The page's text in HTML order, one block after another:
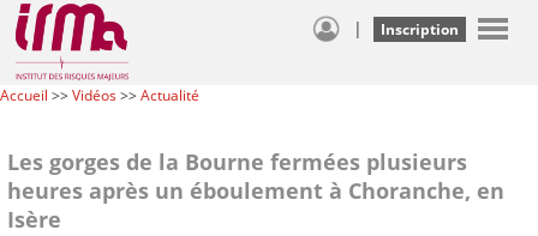
| Inscription
Accueil >>Vidéos>>Actualité
Les gorges de la Bourne fermées plusieurs
heures après un éboulement à Choranche, en
Isère